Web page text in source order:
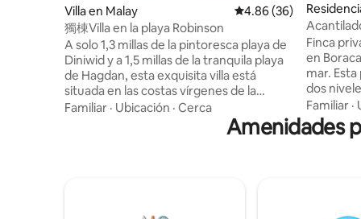
Villa en Malay Calificación promedio:
4.86 (36)
獨棟Villa en la playa Robinson
A solo 1,3 millas de la pintoresca playa de
Diniwid y a 1,5 millas de la tranquila playa
de Hagdan, esta exquisita villa está
situada en las costas vírgenes de la
estación 1 de la isla de Boracay, esta
exquisita villa ofrece la combinación
perfecta de lujo y belleza natural. Con
incomparables. El espacio Cinco
Familiar · Ubicación · Cerca
Piscina,
Finca
en
mar. Esta propiedad ofrece dos villas en
dos
libre. Relájate en la piscina infinita con
cabaña,
Familiar ·
Amenidades